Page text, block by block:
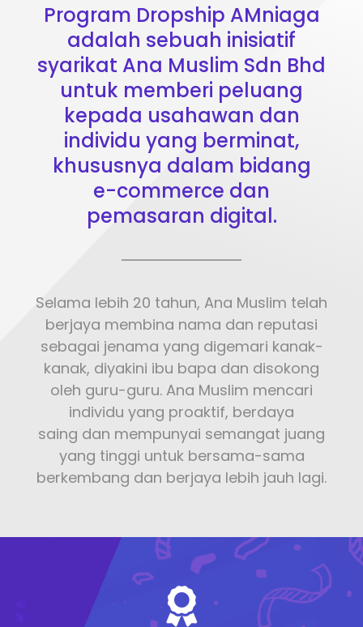
Program Dropship AMniaga
adalah sebuah inisiatif
syarikat Ana Muslim Sdn Bhd
untuk memberi peluang
kepada usahawan dan
individu yang berminat,
khususnya dalam bidang
e-commerce dan
pemasaran digital.
Selama lebih 20 tahun, Ana Muslim telah
berjaya membina nama dan reputasi
sebagai jenama yang digemari kanak-
kanak, diyakini ibu bapa dan disokong
oleh guru-guru. Ana Muslim mencari
individu yang proaktif, berdaya
saing dan mempunyai semangat juang
yang tinggi untuk bersama-sama
berkembang dan berjaya lebih jauh lagi.